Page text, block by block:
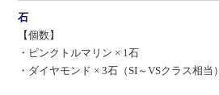
石
【個数】
・ピンクトルマリン × 1石
・ダイヤモンド × 3石（SI～VSクラス相当）